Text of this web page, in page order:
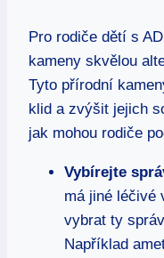
Pro rodiče dětí s
kameny skvělou
Tyto přírodní
klid a zvýšit jejich
jak mohou rodiče
Vybírejte
má jiné léčivé
vybrat ty
Například